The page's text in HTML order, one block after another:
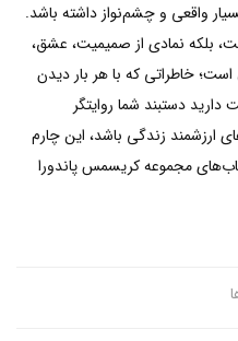
واقعی و چشم‌نواز داشته باشد.
بلکه نمادی از صمیمیت، عشق،
خاطراتی که با هر بار دیدن
دستبند شما روایتگر
زندگی باشد، این چارم
مجموعه کریسمس پاندورا